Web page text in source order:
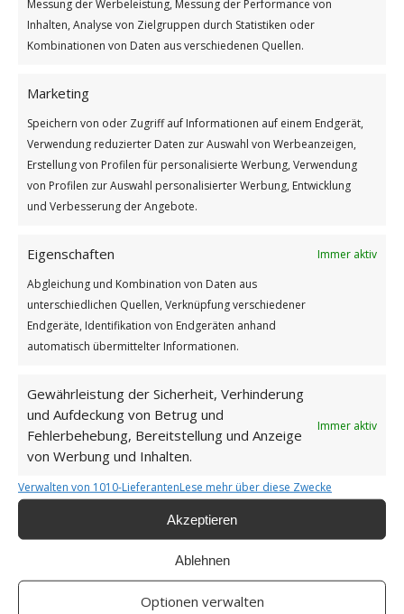
Messung der Werbeleistung, Messung der Performance von
Inhalten, Analyse von Zielgruppen durch Statistiken oder
Kombinationen von Daten aus verschiedenen Quellen.
Marketing
Speichern von oder Zugriff auf Informationen auf einem Endgerät,
Verwendung reduzierter Daten zur Auswahl von Werbeanzeigen,
Erstellung von Profilen für personalisierte Werbung, Verwendung
von Profilen zur Auswahl personalisierter Werbung, Entwicklung
und Verbesserung der Angebote.
Eigenschaften
Immer aktiv
Abgleichung und Kombination von Daten aus
unterschiedlichen Quellen, Verknüpfung verschiedener
Endgeräte, Identifikation von Endgeräten anhand
automatisch übermittelter Informationen.
Gewährleistung der Sicherheit, Verhinderung
und Aufdeckung von Betrug und
Fehlerbehebung, Bereitstellung und Anzeige
von Werbung und Inhalten.
Immer aktiv
Verwalten von 1010-LieferantenLese mehr über diese Zwecke
Akzeptieren
Ablehnen
Optionen verwalten
Gnomes NFT Collection: Wedding – 10